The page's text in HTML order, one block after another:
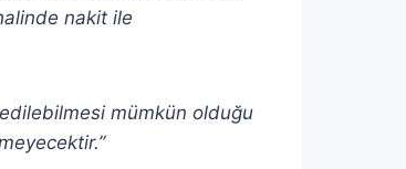
nakit ile
mümkün olduğu